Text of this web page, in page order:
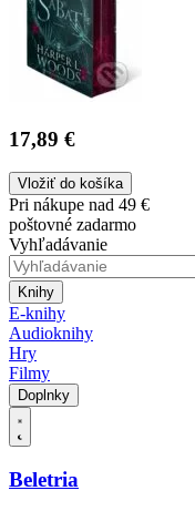
17,89 €
Vložiť do košíka
Pri nákupe nad 49 €
poštovné zadarmo
Vyhľadávanie
Knihy
E-knihy
Audioknihy
Hry
Filmy
Doplnky
Beletria